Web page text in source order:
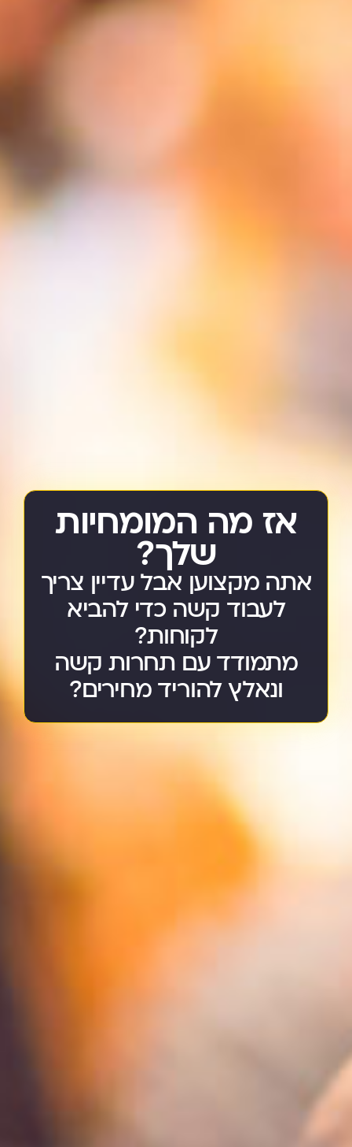
אז מה המומחיות
שלך?
אתה מקצוען אבל עדיין צריך
לעבוד קשה כדי להביא
לקוחות?
מתמודד עם תחרות קשה
ונאלץ להוריד מחירים?